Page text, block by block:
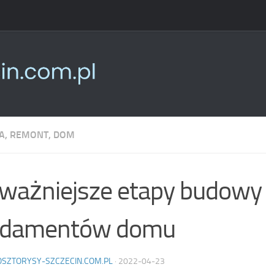
REMONT, DOM
etapy budowy
domu
SZCZECIN.COM.PL · 2022-04-23